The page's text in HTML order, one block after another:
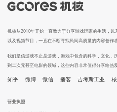
机核从2010年开始一直致力于分享游戏玩家的生活，
以及视频节目，一直在不断寻找民间高质量的内容创作者
我们坚信游戏不止是游戏，游戏中包含的科学，文化
到二次元甚至电影的领域，这些内容非常值得分享给热
知乎 微博 微信 播客 吉考斯工业
营业执照